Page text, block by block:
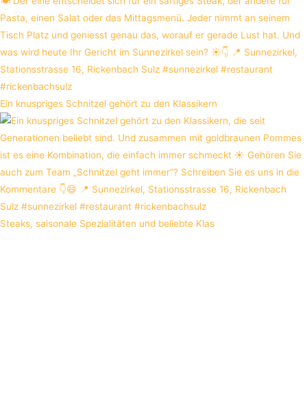
Ein knuspriges Schnitzel gehört zu den Klassikern
Steaks, saisonale Spezialitäten und beliebte Klas